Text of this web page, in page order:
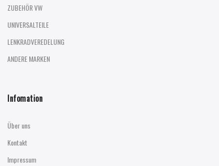
ZUBEHÖR VW
UNIVERSALTEILE
LENKRADVEREDELUNG
ANDERE MARKEN
Infomation
Über uns
Kontakt
Impressum